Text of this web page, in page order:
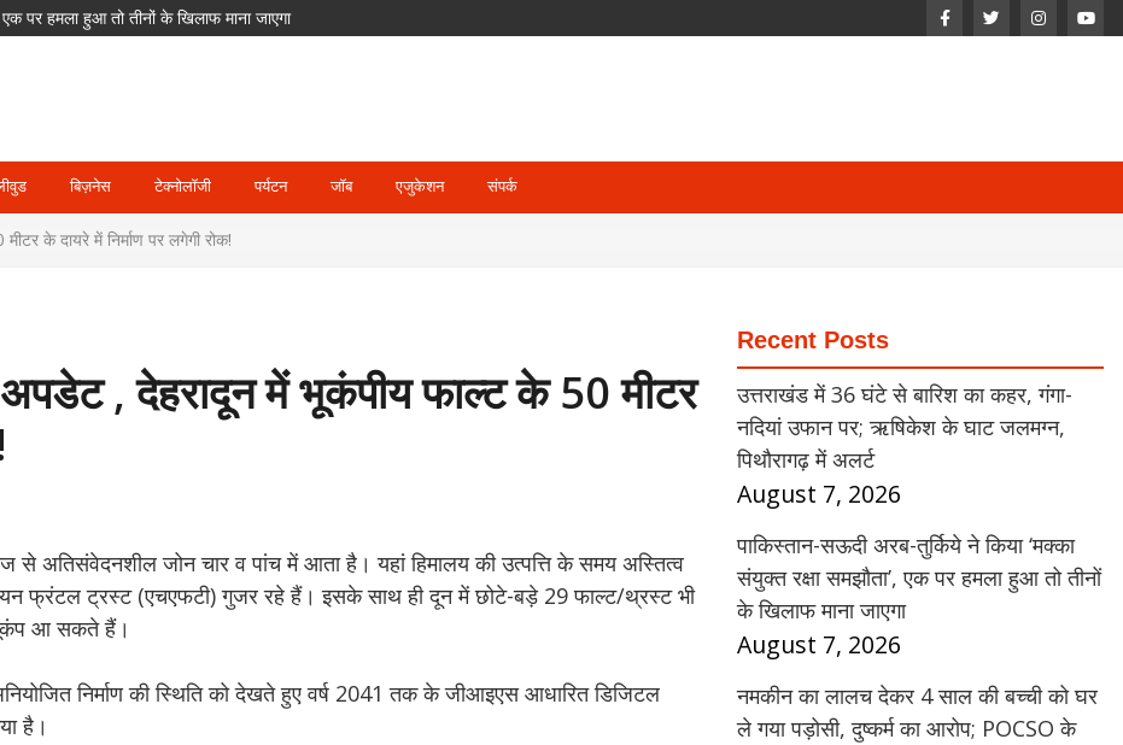
पर हमला हुआ तो तीनों के खिलाफ माना जाएगा
खेलेंगे ETPL; दिग्गज खिलाड़ियों का भी साथ
हादसा
के घाट जलमग्न, पिथौरागढ़ में अलर्ट
बिज़नेस टेक्नोलॉजी पर्यटन जॉब एजुकेशन संपर्क
के दायरे में निर्माण पर लगेगी रोक!
, देहरादून में भूकंपीय फाल्ट के 50 मीटर
से अतिसंवेदनशील जोन चार व पांच में आता है। यहां हिमालय की उत्पत्ति के समय अस्तित्व
फ्रंटल ट्रस्ट (एचएफटी) गुजर रहे हैं। इसके साथ ही दून में छोटे-बड़े 29 फाल्ट/थ्रस्ट भी
आ सकते हैं।
निर्माण की स्थिति को देखते हुए वर्ष 2041 तक के जीआइएस आधारित डिजिटल
है।
Recent Posts
उत्तराखंड में 36 घंटे से बारिश का कहर, गंगा-
नदियां उफान पर; ऋषिकेश के घाट जलमग्न,
पिथौरागढ़ में अलर्ट
August 7, 2026
पाकिस्तान-सऊदी अरब-तुर्किये ने किया ‘मक्का
संयुक्त रक्षा समझौता’, एक पर हमला हुआ तो तीनों
के खिलाफ माना जाएगा
August 7, 2026
नमकीन का लालच देकर 4 साल की बच्ची को घर
ले गया पड़ोसी, दुष्कर्म का आरोप; POCSO के